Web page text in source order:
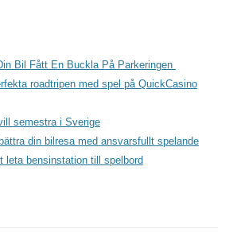
Bil Fått En Buckla På Parkeringen
roadtripen med spel på QuickCasino
semestra i Sverige
din bilresa med ansvarsfullt spelande
leta bensinstation till spelbord